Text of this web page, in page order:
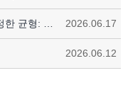
2026.06.17
2026.06.12